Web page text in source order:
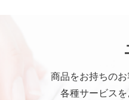
商品をお持ちの
各種サービス